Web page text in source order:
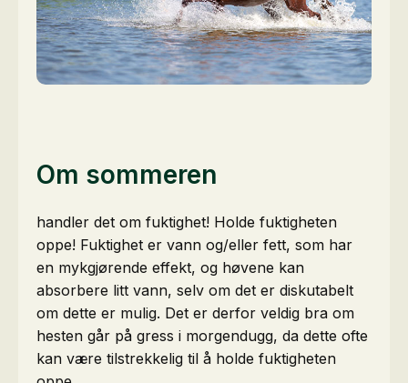
Om sommeren
handler det om fuktighet! Holde fuktigheten
oppe! Fuktighet er vann og/eller fett, som har
en mykgjørende effekt, og høvene kan
absorbere litt vann, selv om det er diskutabelt
om dette er mulig. Det er derfor veldig bra om
hesten går på gress i morgendugg, da dette ofte
kan være tilstrekkelig til å holde fuktigheten